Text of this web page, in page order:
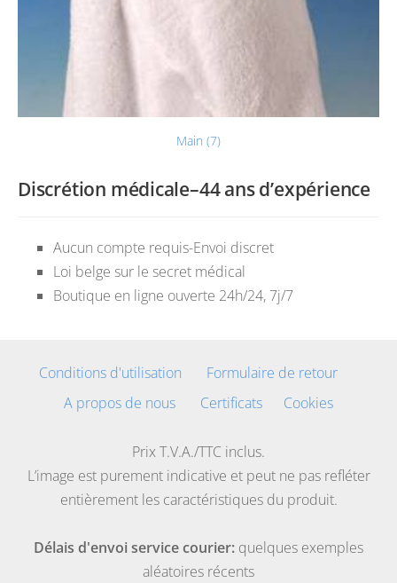
Discrétion médicale–44 ans d’expérience
Aucun compte requis-Envoi discret
Loi belge sur le secret médical
Boutique en ligne ouverte 24h/24, 7j/7
Main (7)
Conditions d'utilisation
Formulaire de retour
A propos de nous
Certificats Cookies
Prix T.V.A./TTC inclus.
L’image est purement indicative et peut ne pas refléter
entièrement les caractéristiques du produit.
Délais d'envoi service courier: quelques exemples
aléatoires récents